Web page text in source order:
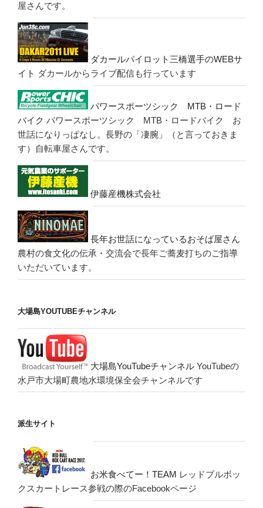
屋さんです。
ダカールパイロット三橋選手のWEBサ
イト ダカールからライブ配信も行っています
パワースポーツシック MTB・ロード
バイク パワースポーツシック MTB・ロードバイク お
世話になりっぱなし。長野の「凄腕」（と言っておきま
す）自転車屋さんです。
伊藤産機株式会社
長年お世話になっているおそば屋さん
農村の食文化の伝承・交流会で長年ご蕎麦打ちのご指導
いただいています。
大場島YOUTUBEチャンネル
大場島YouTubeチャンネル YouTubeの
水戸市大場町農地水環境保全会チャンネルです
派生サイト
お米食べてー！TEAM レッドブルボッ
クスカートレース参戦の際のFacebookページ